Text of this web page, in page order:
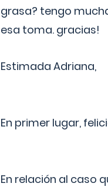
grasa? tengo
esa toma. gracias!
Estimada Adriana,
En primer lugar,
En relación al caso